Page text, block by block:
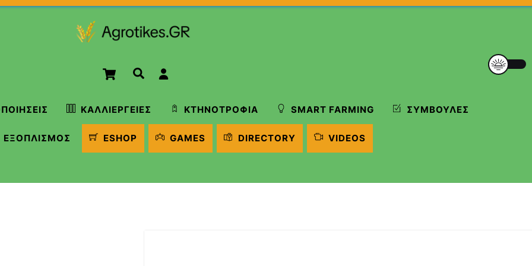
Cart Αναζήτηση
ΚΑΛΛΙΈΡΓΕΙΕΣ ΚΤΗΝΟΤΡΟΦΊΑ SMART FARMING ΣΥΜΒΟΥΛΈΣ
ΕΞΟΠΛΙΣΜΌΣ ESHOP GAMES DIRECTORY VIDEOS